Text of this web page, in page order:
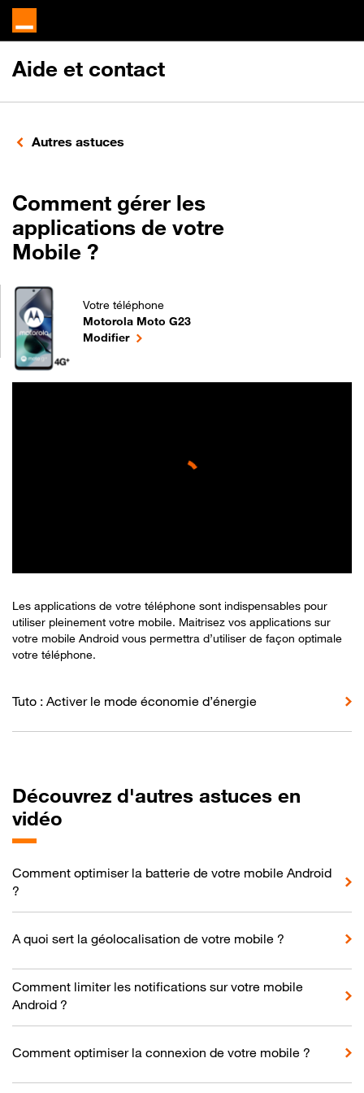
Aide et contact
Autres astuces
Comment gérer les
applications de votre
Mobile ?
Votre téléphone
Motorola Moto G23
Comment gérer les applications de votre Mobile
Modifierle téléphone sélectionné
Les applications de votre téléphone sont indispensables pour
utiliser pleinement votre mobile. Maitrisez vos applications sur
votre mobile Android vous permettra d’utiliser de façon optimale
votre téléphone.
Tuto : Activer le mode économie d’énergie
Découvrez d'autres astuces en
vidéo
Comment optimiser la batterie de votre mobile Android
?
A quoi sert la géolocalisation de votre mobile ?
Comment limiter les notifications sur votre mobile
Android ?
Comment optimiser la connexion de votre mobile ?